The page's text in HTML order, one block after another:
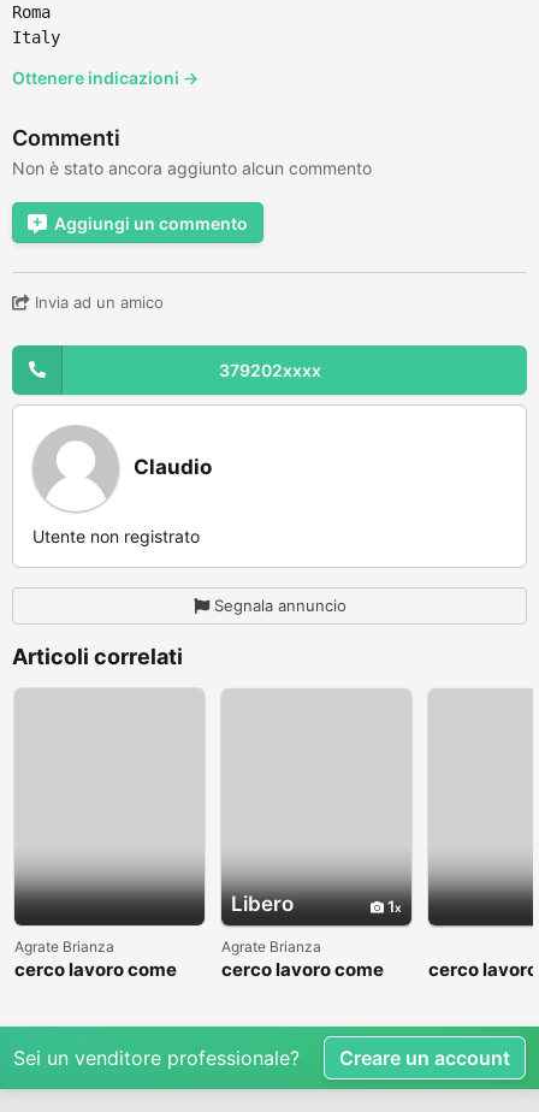
Roma
Italy
Ottenere indicazioni →
Commenti
Non è stato ancora aggiunto alcun commento
Aggiungi un commento
Invia ad un amico
379202xxxx
Claudio
Utente non registrato
Segnala annuncio
Articoli correlati
Agrate Brianza
cerco lavoro come
Libero 1
Agrate Brianza
cerco lavoro come
cerco
Sei un venditore professionale? Creare un account